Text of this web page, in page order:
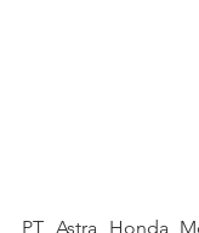
PT Astra Honda